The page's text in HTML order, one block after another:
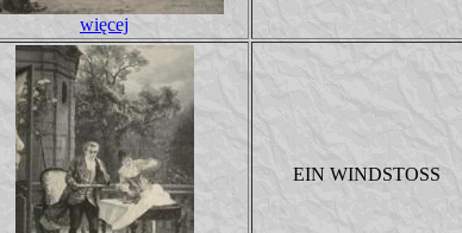
więcej
EIN WINDSTOSS